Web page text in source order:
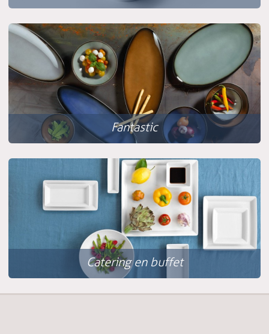
Fantastic
Catering en buffet